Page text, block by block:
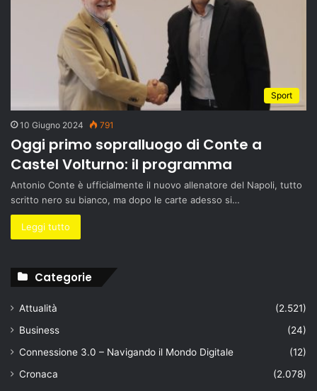
Sport
10 Giugno 2024 791
Oggi primo sopralluogo di Conte a
Castel Volturno: il programma
Antonio Conte è ufficialmente il nuovo allenatore del Napoli, tutto
scritto nero su bianco, ma dopo le carte adesso si…
Leggi tutto
Categorie
Attualità
(2.521)
Business
(24)
Connessione 3.0 – Navigando il Mondo Digitale
(12)
Cronaca
(2.078)